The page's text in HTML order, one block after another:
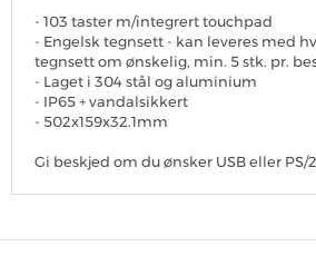
- 103 taster m/integrert touchpad
- Engelsk tegnsett - kan leveres med
tegnsett om ønskelig, min. 5 stk. pr.
- Laget i 304 stål og aluminium
- IP65 + vandalsikkert
- 502x159x32.1mm
Gi beskjed om du ønsker USB eller PS/2
SKRIV OMTALE